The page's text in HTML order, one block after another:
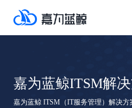
嘉为蓝鲸ITSM解
嘉为蓝鲸 ITSM（IT服务管理）解决